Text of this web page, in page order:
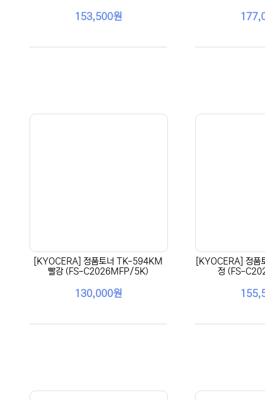
153,500원
[KYOCERA] 정품토너 TK-594KM
빨강 (FS-C2026MFP/5K)
130,000원
[KYOCERA] 정
정 (FS-